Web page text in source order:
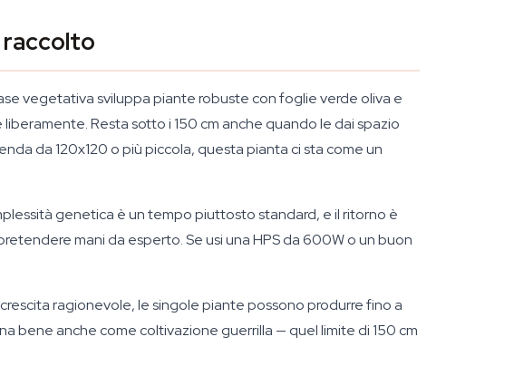
raccolto
vegetativa sviluppa piante robuste con foglie verde oliva e
Resta sotto i 150 cm anche quando le dai spazio
da 120x120 o più piccola, questa pianta ci sta come un
genetica è un tempo piuttosto standard, e il ritorno è
mani da esperto. Se usi una HPS da 600W o un buon
ragionevole, le singole piante possono produrre fino a
bene anche come coltivazione guerrilla — quel limite di 150 cm